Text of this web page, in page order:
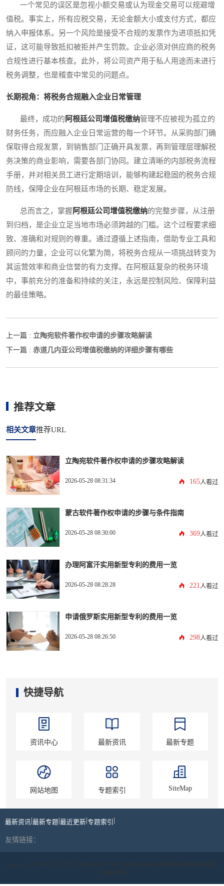
一个常见的误区是忽视小额交易或认为现金交易可以规避增
值税。事实上，所有应税交易，无论金额大小或支付方式，都应
纳入申报体系。另一个风险是接受不合规的发票作为进项抵扣凭
证，这可能导致抵扣被拒并产生罚款。企业必须对供应商的税务
合规性进行基本核查。此外，将公司资产用于私人用途而未进行
税务调整，也是稽查中常见的问题点。
长期视角：将税务合规融入企业日常管理
最终，成功的阿根廷公司增值税缴纳管理不应被视为孤立的
财务任务，而应融入企业日常运营的每一个环节。从采购部门确
保取得合规发票，到销售部门正确开具发票，再到管理层理解税
务决策的商业影响，需要各部门协同。建立清晰的内部税务流程
手册，并对相关员工进行定期培训，能够构建起稳固的税务合规
防线，保障企业在阿根廷市场的长期、稳定发展。
总而言之，掌握阿根廷公司增值税缴纳的完整步骤，从注册
到归档，是企业立足当地市场必须跨越的门槛。这个过程要求细
致、准确和对规则的尊重。通过遵循上述指南，借助专业工具和
顾问的力量，企业可以化繁为简，将税务合规从一项挑战转变为
其运营效率和商业信誉的有力支撑。在阿根廷复杂的税务环境
中，事前充分的准备和持续的关注，永远是控制风险、保障利益
的最佳策略。
上一篇 : 立陶宛软件著作权申请的步骤攻略解读
下一篇 : 赤道几内亚公司增值税缴纳的详细步骤有哪些
推荐文章
相关文章推荐URL
立陶宛软件著作权申请的步骤攻略解读
2026-05-28 08:31:34 165人看过
蒙古软件著作权申请的步骤与条件指南
2026-05-28 08:30:00 369人看过
办理阿富汗实用新型专利的费用一览
2026-05-28 08:28:28 221 人看过
申请俄罗斯实用新型专利的费用一览
2026-05-28 08:26:50 298人看过
快捷导航
资讯中心 最新资讯 最新专题
网站地图 专题索引 SiteMap
最新资讯 |最新专题|最近更新|专题索引 |
友情链接：